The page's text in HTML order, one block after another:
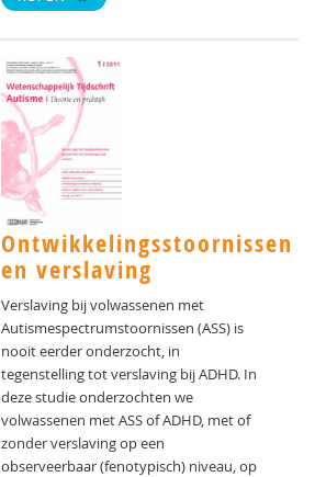
Ontwikkelingsstoornissen
en verslaving
Verslaving bij volwassenen met
Autismespectrumstoornissen (ASS) is
nooit eerder onderzocht, in
tegenstelling tot verslaving bij ADHD. In
deze studie onderzochten we
volwassenen met ASS of ADHD, met of
zonder verslaving op een
observeerbaar (fenotypisch) niveau, op